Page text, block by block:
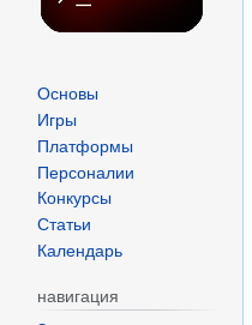
Основы
Игры
Платформы
Персоналии
Конкурсы
Статьи
Календарь
навигация